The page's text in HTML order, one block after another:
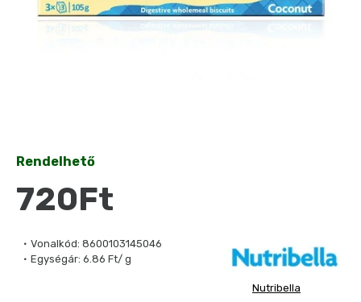
Vonalkód: 8600103145046
Egységár: 6.86 Ft/ g
Nutribella
Rendelhető
720Ft